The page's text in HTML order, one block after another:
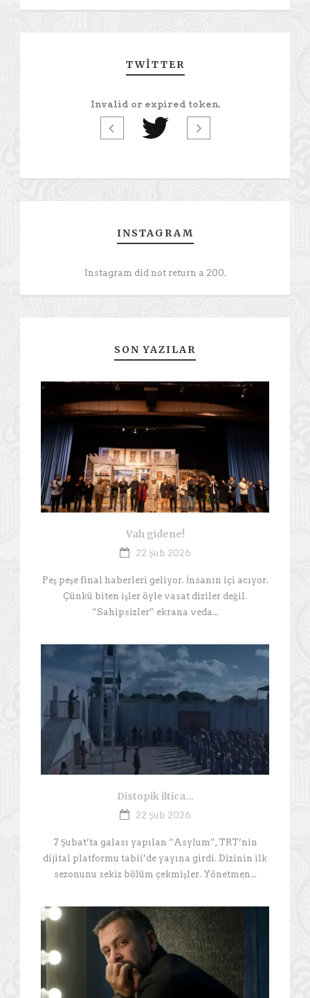
TWITTER
Invalid or expired token.
INSTAGRAM
Instagram did not return a 200.
SON YAZILAR
Vah gidene!
22 Şub 2026
Peş peşe final haberleri geliyor. İnsanın içi acıyor.
Çünkü biten işler öyle vasat diziler değil.
“Sahipsizler” ekrana veda...
Distopik iltica…
22 Şub 2026
7 Şubat’ta galası yapılan “Asylum”, TRT’nin
dijital platformu tabii’de yayına girdi. Dizinin ilk
sezonunu sekiz bölüm çekmişler. Yönetmen...